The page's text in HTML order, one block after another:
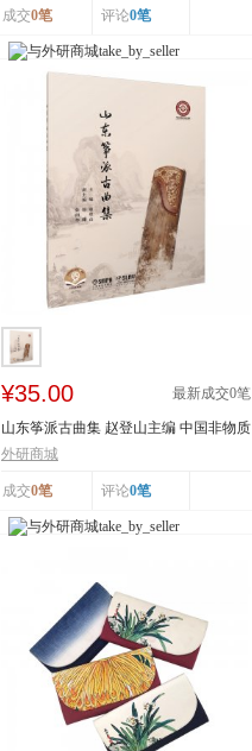
成交0笔 评论0笔
¥35.00 最新成交0笔
山东筝派古曲集 赵登山主编 中国非物质
文化遗产 上...
外研商城
成交0笔 评论0笔